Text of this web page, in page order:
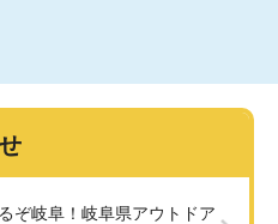
ぞ岐阜！岐阜県アウトドア